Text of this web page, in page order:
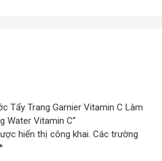
Tẩy Trang Garnier Vitamin C Làm
Water Vitamin C”
hiển thị công khai. Các trường